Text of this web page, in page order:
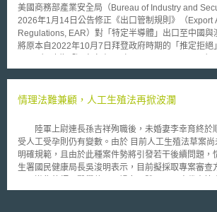
相同有缺陷基因的病患親屬，能夠對潛在的健康問題
等親屬正要或未來要透過試管嬰兒取得下一代時，亦
序中進行篩檢，防止下一代的人生繼續遭受此種有缺
審查委員會在2022年做出機關最終決定，除重申僅
保障以外，更進一步表示無權利能力的AI無法簽訂契
適用之可能。此外，著作權審查委員會亦指出受雇著
的所有權，並非作品是否得以受著作權保障之指標。 Stephen Thaler
判決。
美國商務部產業安全局（Bureau of Industry and
2026年1月14日公告修正《出口管制規則》（Export
Regulations, EAR）對「特定半導體」出口至中國與
將原本自2022年10月7日拜登政府時期的「推定拒絕
年1月15日生效。 本次修正將放寬「特定半導體」原先較難輸往中國的法規
Processing Performance）低於21,000，且動態隨機
熟的貨品。 出口人適用本次修正之「逐案審查」許可簽審政策，須滿足以
下條件： 1.欲出口之半導體相關貨品在本次公告時，已可在美國商業市場銷
售。 2.欲出口之貨品在美國境內具有充足供應。 3.為銷往中國而生產的晶
片，不會排擠全球晶圓代工產能，亦不會影響給美國
情理法難兼顧，人工生殖法再掀波瀾
陸軍上尉連長孫吉祥殉職後，未婚妻李幸育終於
受人工受孕則仍有變數。由於 目前人工生殖法草案
明確規範，且由於此種案件勢將引發若干後續問題，
生署國民健康局長吳浚明表示，目前擬採取專案審查
意李幸育進行人工受孕。 在正式同意人工受孕之前，如果有醫師私下